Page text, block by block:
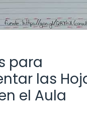
para
las
el Aula